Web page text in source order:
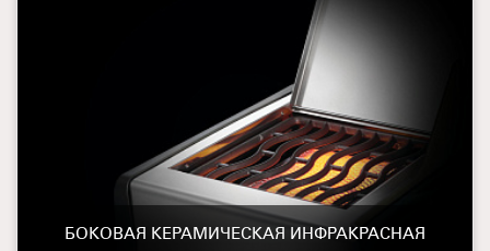
БОКОВАЯ КЕРАМИЧЕСКАЯ ИНФРАКРАСНАЯ